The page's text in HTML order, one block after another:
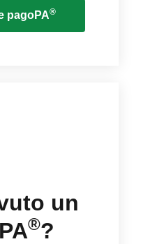
pagoPA®
un
®?